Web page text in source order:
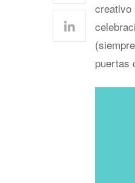
puertas